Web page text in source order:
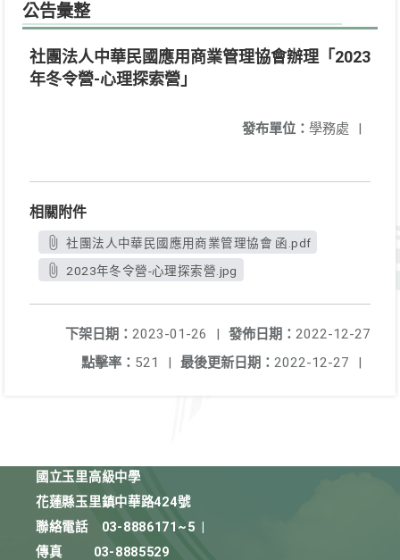
公告彙整
社團法人中華民國應用商業管理協會辦理「2023
年冬令營-心理探索營」
發布單位： 學務處 |
相關附件
社團法人中華民國應用商業管理協會 函.pdf
2023年冬令營-心理探索營.jpg
發佈日期： 2022-12-27
下架日期： 2023-01-26
|
最後更新日期： 2022-12-27 |
點擊率： 521 |
國立玉里高級中學
花蓮縣玉里鎮中華路424號
聯絡電話
03-8886171~5
傳真
03-8885529